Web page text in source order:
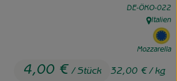
4,00 €/ Stück 32,00 €/ kg
, Kontrollstelle:
DE-ÖKO-022
,
Italien
,
Mozzarella